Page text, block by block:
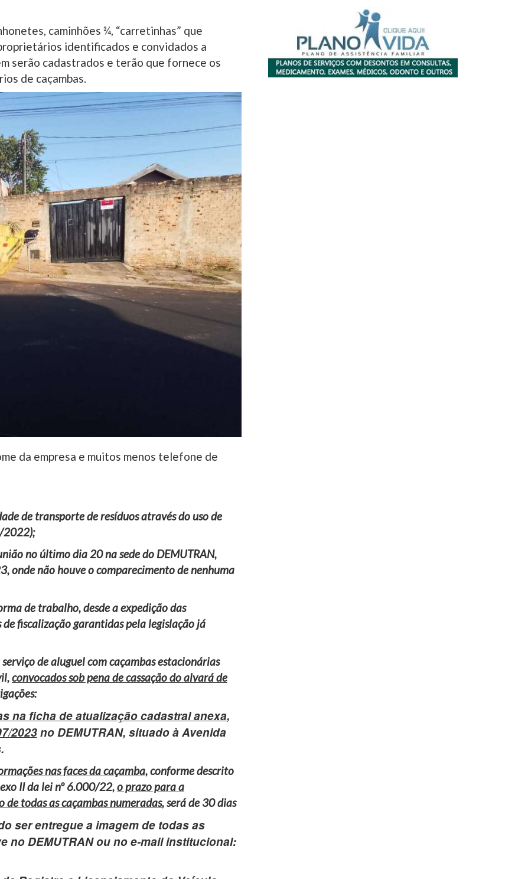
caminhões ¾, “carretinhas” que
identificados e convidados a
serão cadastrados e terão que fornece os
de caçambas.
da empresa e muitos menos telefone de
de transporte de resíduos através do uso de
2022);
no último dia 20 na sede do DEMUTRAN,
onde não houve o comparecimento de nenhuma
de trabalho, desde a expedição das
fiscalização garantidas pela legislação já
de aluguel com caçambas estacionárias
convocados sob pena de cassação do alvará de
na ficha de atualização cadastral anexa,
2023no DEMUTRAN, situado à Avenida
nas faces da caçamba,conforme descrito
II da lei nº 6.000/22,o prazo para a
todas as caçambas numeradas, será de 30 dias
ser entregue a imagem de todas as
no DEMUTRAN ou no e-mail institucional: